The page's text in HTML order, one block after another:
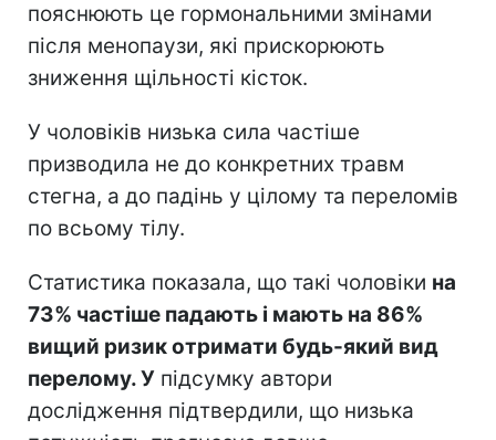
пояснюють це гормональними змінами
після менопаузи, які прискорюють
зниження щільності кісток.
У чоловіків низька сила частіше
призводила не до конкретних травм
стегна, а до падінь у цілому та переломів
по всьому тілу.
Статистика показала, що такі чоловіки на
73% частіше падають і мають на 86%
вищий ризик отримати будь-який вид
перелому. У підсумку автори
дослідження підтвердили, що низька